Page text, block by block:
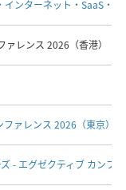
インターネット・SaaS・
レンス 2026（香港）
ァレンス 2026（東京）
- エグゼクティブ カンフ